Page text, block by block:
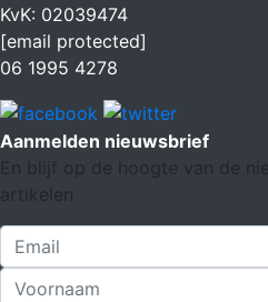
KvK: 02039474
[email protected]
06 1995 4278
Aanmelden nieuwsbrief
En blijf op de hoogte van de
artikelen